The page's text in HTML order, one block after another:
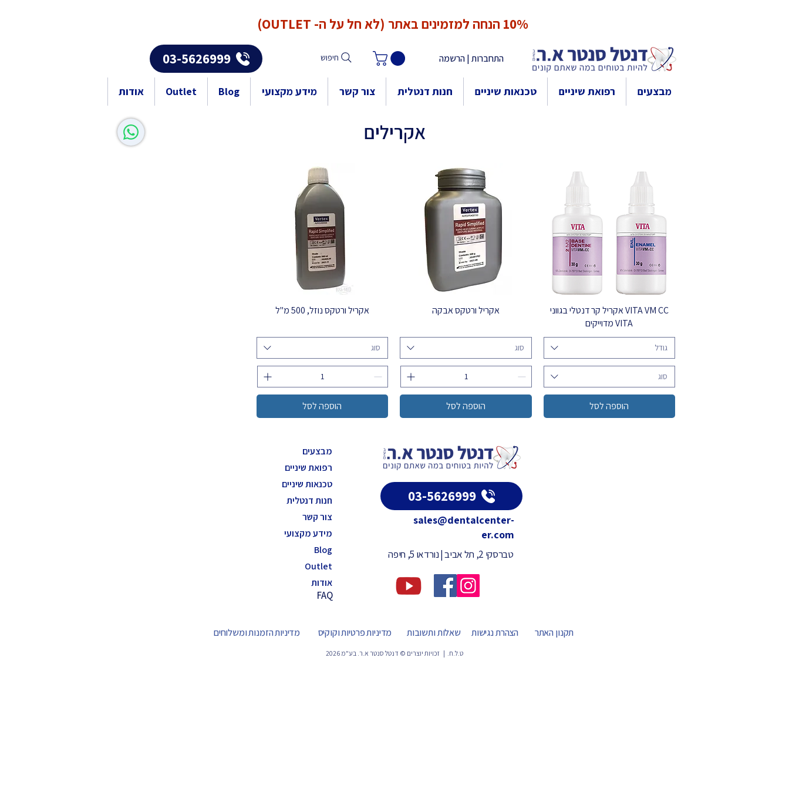
10% הנחה למזמינים באתר (לא חל על ה- OUTLET)
התחברות | הרשמה חיפוש 03-5626999
מבצעים רפואת שיניים טכנאות שיניים חנות דנטלית צור קשר מידע מקצועי Blog
Outlet אודות
אקרילים
VITA VM CC אקריל קר דנטלי בגווני
VITA מדוייקים
גודל
סוג
הוספה לסל
אקריל ורטקס אבקה
סוג
הוספה לסל
אקריל ורטקס נוזל, 500 מ"ל
סוג
הוספה לסל
03-5626999
sales@dentalcenter-
er.com
טברסקי 2, תל אביב | נורדאו 5, חיפה
מבצעים
רפואת שיניים
טכנאות שיניים
חנות דנטלית
צור קשר
מידע מקצועי
Blog
Outlet
אודות
FAQ
תקנון האתר הצהרת נגישות שאלות ותשובות מדיניות פרטיות וקוקיס מדיניות הזמנות ומשלוחים
ט.ל.ח. | זכויות יוצרים © דנטל סנטר א.ר. בע"מ 2026